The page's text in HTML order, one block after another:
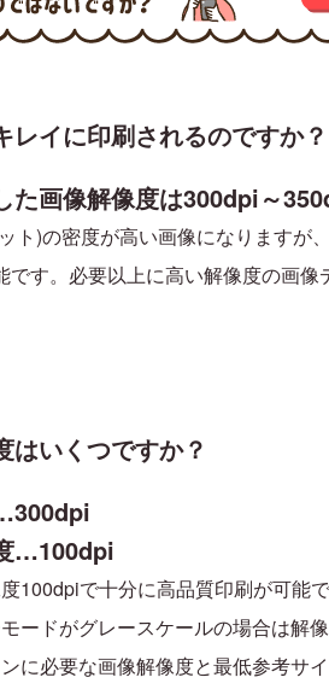
イに印刷されるのですか？
画像解像度は300dpi～
ト)の密度が高い画像になります
す。必要以上に高い解像度の画
はいくつですか？
…100dpi
100dpiで十分に高品質印刷が可能
ードがグレースケールの場合は解
に必要な画像解像度と最低参考サ